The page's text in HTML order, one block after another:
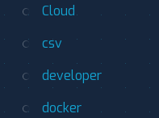
Cloud
csv
developer
docker